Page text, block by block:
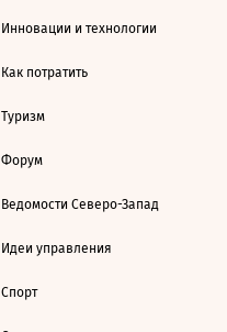
Инновации и технологии
Как потратить
Туризм
Форум
Ведомости Северо-Запад
Идеи управления
Спорт